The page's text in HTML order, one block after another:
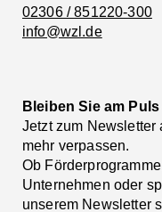
02306 / 851220-300
info@wzl.de
Bleiben Sie am
Jetzt zum Newsletter
mehr verpassen.
Ob
Unternehmen oder
unserem Newsletter